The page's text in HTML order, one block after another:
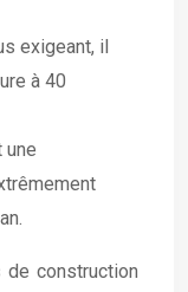
exigeant, il
à 40
une
construction